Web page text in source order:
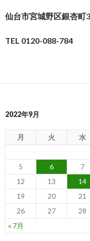
仙台市宮城野区銀杏
TEL 0120-088-784
2022年9月
月 火 水
« 7月
5
6 7
12
13 14
19
20 21
26
27 28